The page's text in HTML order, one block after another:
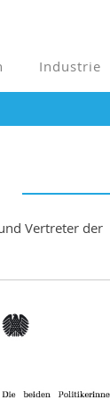
Industrie
Vertreter der